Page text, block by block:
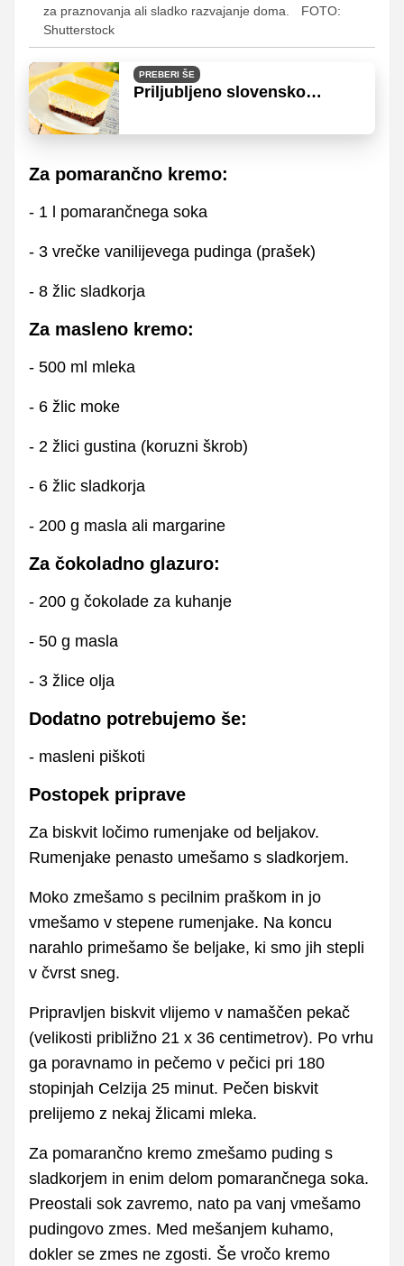
za praznovanja ali sladko razvajanje doma.
FOTO:
Shutterstock
PREBERI ŠE
Priljubljeno slovensko
Za pomarančno kremo:
- 1 l pomarančnega soka
- 3 vrečke vanilijevega pudinga (prašek)
- 8 žlic sladkorja
Za masleno kremo:
- 500 ml mleka
- 6 žlic moke
- 2 žlici gustina (koruzni škrob)
- 6 žlic sladkorja
- 200 g masla ali margarine
Za čokoladno glazuro:
- 200 g čokolade za kuhanje
- 50 g masla
- 3 žlice olja
Dodatno potrebujemo še:
- masleni piškoti
Postopek priprave
Za biskvit ločimo rumenjake od beljakov.
Rumenjake penasto umešamo s sladkorjem.
Moko zmešamo s pecilnim praškom in jo
vmešamo v stepene rumenjake. Na koncu
narahlo primešamo še beljake, ki smo jih stepli
v čvrst sneg.
Pripravljen biskvit vlijemo v namaščen pekač
(velikosti približno 21 x 36 centimetrov). Po vrhu
ga poravnamo in pečemo v pečici pri 180
stopinjah Celzija 25 minut. Pečen biskvit
prelijemo z nekaj žlicami mleka.
Za pomarančno kremo zmešamo puding s
sladkorjem in enim delom pomarančnega soka.
Preostali sok zavremo, nato pa vanj vmešamo
pudingovo zmes. Med mešanjem kuhamo,
dokler se zmes ne zgosti. Še vročo kremo